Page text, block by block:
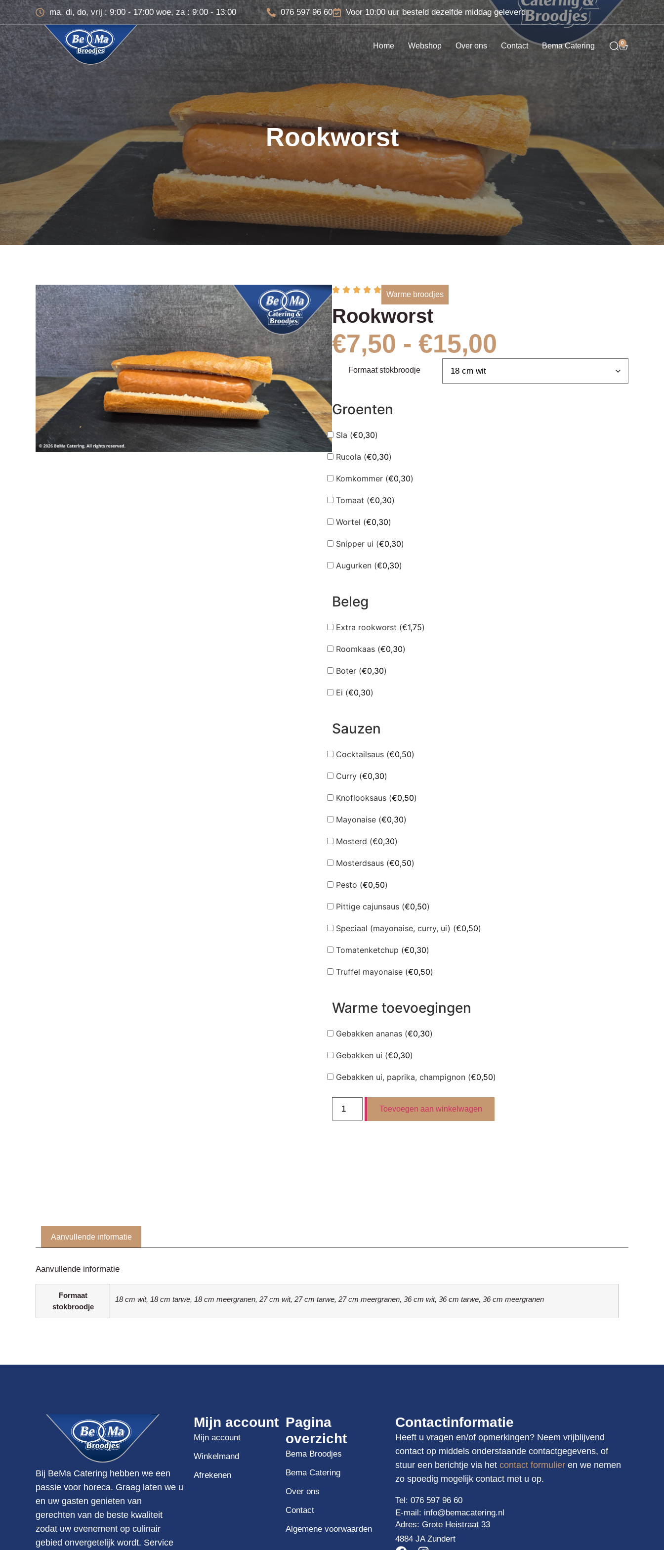
ma, di, do, vrij : 9:00 - 17:00 woe, za : 9:00 - 13:00 076 597 96 60 Voor 10:00 uur besteld dezelfde middag geleverd
Home Webshop Over ons Contact Bema Catering 0
Rookworst
Warme broodjes
Rookworst
€7,50 - €15,00
Formaat stokbroodje
Groenten
Sla (€0,30)
Rucola (€0,30)
Komkommer (€0,30)
Tomaat (€0,30)
Wortel (€0,30)
Snipper ui (€0,30)
Augurken (€0,30)
Beleg
Extra rookworst (€1,75)
Roomkaas (€0,30)
Boter (€0,30)
Ei (€0,30)
Sauzen
Cocktailsaus (€0,50)
Curry (€0,30)
Knoflooksaus (€0,50)
Mayonaise (€0,30)
Mosterd (€0,30)
Mosterdsaus (€0,50)
Pesto (€0,50)
Pittige cajunsaus (€0,50)
Speciaal (mayonaise, curry, ui) (€0,50)
Tomatenketchup (€0,30)
Truffel mayonaise (€0,50)
Warme toevoegingen
Gebakken ananas (€0,30)
Gebakken ui (€0,30)
Gebakken ui, paprika, champignon (€0,50)
Toevoegen aan winkelwagen
Aanvullende informatie
Aanvullende informatie
Formaat
stokbroodje
18 cm wit, 18 cm tarwe, 18 cm meergranen, 27 cm wit, 27 cm tarwe, 27 cm meergranen, 36 cm wit, 36 cm tarwe, 36 cm meergranen
Bij BeMa Catering hebben we een
passie voor horeca. Graag laten we u
en uw gasten genieten van
gerechten van de beste kwaliteit
zodat uw evenement op culinair
gebied onvergetelijk wordt. Service
Mijn account
Mijn account
Winkelmand
Afrekenen
Pagina
overzicht
Bema Broodjes
Bema Catering
Over ons
Contact
Algemene voorwaarden
Contactinformatie
Heeft u vragen en/of opmerkingen? Neem vrijblijvend
contact op middels onderstaande contactgegevens, of
stuur een berichtje via hetcontact formulier en we nemen
zo spoedig mogelijk contact met u op.
Tel:076 597 96 60
E-mail: info@bemacatering.nl
Adres: Grote Heistraat 33
4884 JA Zundert